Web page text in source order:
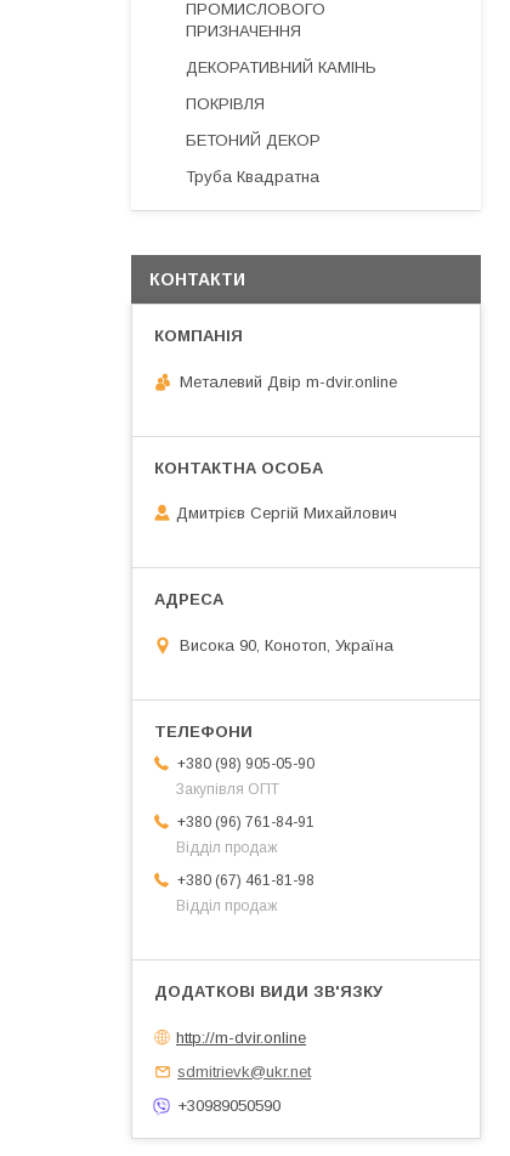
ПРОМИСЛОВОГО
ПРИЗНАЧЕННЯ
ДЕКОРАТИВНИЙ КАМІНЬ
ПОКРІВЛЯ
БЕТОНИЙ ДЕКОР
Труба Квадратна
КОНТАКТИ
Металевий Двір m-dvir.online
Дмитрієв Сергій Михайлович
Висока 90, Конотоп, Україна
+380 (98) 905-05-90
Закупівля ОПТ
+380 (96) 761-84-91
Відділ продаж
+380 (67) 461-81-98
Відділ продаж
http://m-dvir.online
sdmitrievk@ukr.net
+30989050590